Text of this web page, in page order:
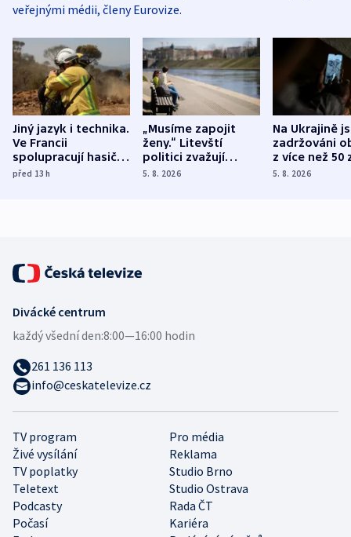
veřejnými médii, členy Eurovize.
Jiný jazyk i technika.
Ve Francii
spolupracují hasiči z
různých zemí
před 13h
„Musíme zapojit
ženy.“ Litevští
politici zvažují
dohodu o
5. 8. 2026
Na Ukrajině
zadržováni
z více než 50
Bojovali na
5. 8. 2026
TV program
Pro média
Živé vysílání
Reklama
TV poplatky
Studio Brno
Teletext
Studio Ostrava
Podcasty
Rada ČT
Počasí
Kariéra
Divácké centrum
každý všední den:8:00—16:00 hodin
261 136 113
info@ceskatelevize.cz